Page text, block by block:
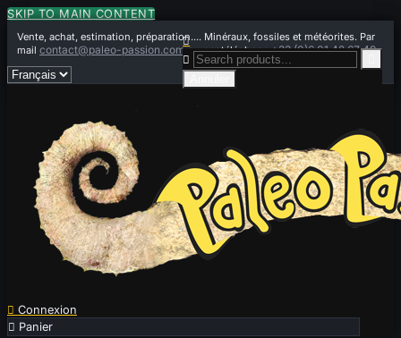
SKIP TO MAIN CONTENT
Vente, achat, estimation, préparation.... Minéraux, fossiles et météorites. Par
mailcontact@paleo-passion.comou par téléphone+33 (0)6 01 42 67 49
 Connexion
 Panier

